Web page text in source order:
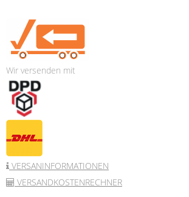
Wir versenden mit
VERSANINFORMATIONEN
VERSANDKOSTENRECHNER